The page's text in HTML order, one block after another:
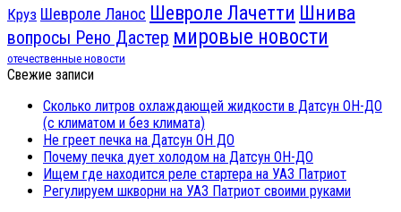
Круз Шевроле Ланос Шевроле Лачетти Шнива
вопросы Рено Дастер мировые новости
отечественные новости
Свежие записи
Сколько литров охлаждающей жидкости в Датсун ОН-ДО
(с климатом и без климата)
Не греет печка на Датсун ОН ДО
Почему печка дует холодом на Датсун ОН-ДО
Ищем где находится реле стартера на УАЗ Патриот
Регулируем шкворни на УАЗ Патриот своими руками